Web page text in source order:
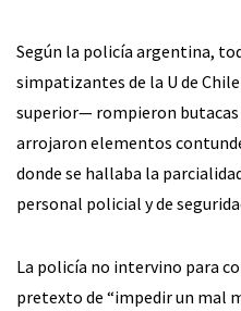
Según la policía argentina,
simpatizantes de la U de
superior— rompieron butacas
arrojaron elementos
donde se hallaba la
personal policial y de
La policía no intervino para
pretexto de “impedir un mal